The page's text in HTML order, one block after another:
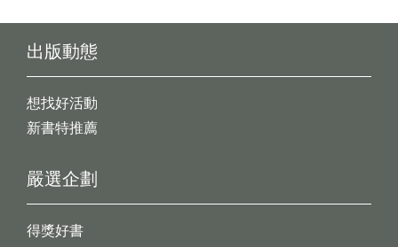
出版動態
想找好活動
新書特推薦
嚴選企劃
得獎好書